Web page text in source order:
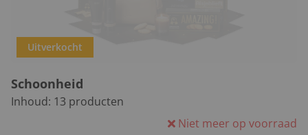
Uitverkocht
Schoonheid
Inhoud: 13 producten
Niet meer op voorraad